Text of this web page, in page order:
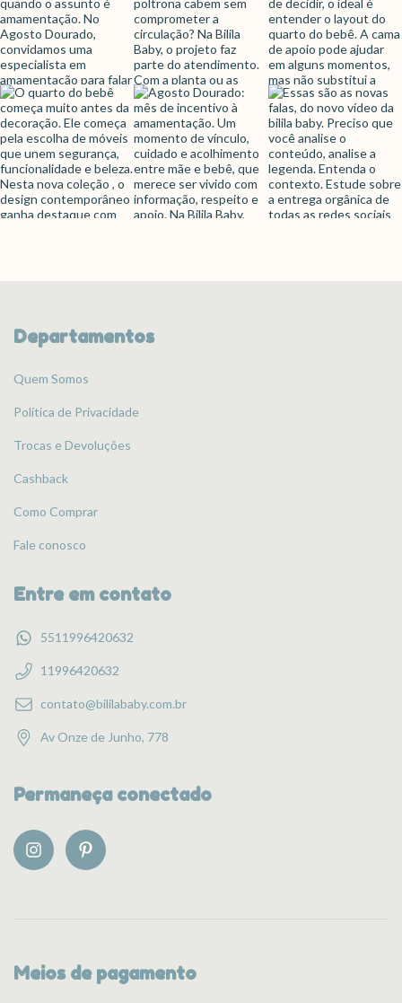
Departamentos
Quem Somos
Política de Privacidade
Trocas e Devoluções
Cashback
Como Comprar
Fale conosco
Entre em contato
5511996420632
11996420632
contato@bililababy.com.br
Av Onze de Junho, 778
Permaneça conectado
Meios de pagamento